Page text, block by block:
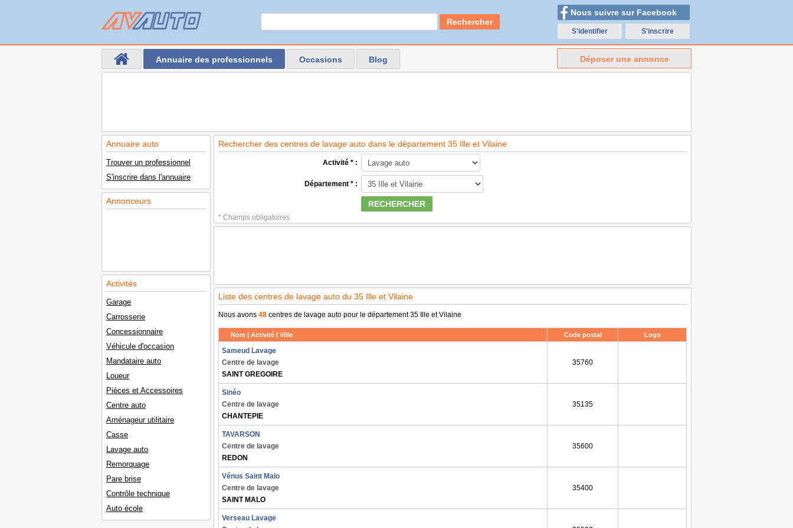
Rechercher
Nous suivre sur Facebook
S'identifier S'inscrire
Annuaire des professionnels Occasions Blog Déposer une annonce
Annuaire auto
Trouver un professionnel
S'inscrire dans l'annuaire
Annonceurs
Activités
Garage
Carrosserie
Concessionnaire
Véhicule d'occasion
Mandataire auto
Loueur
Pièces et Accessoires
Centre auto
Aménageur utilitaire
Casse
Lavage auto
Remorquage
Pare brise
Contrôle technique
Auto école
Rechercher des centres de lavage auto dans le département 35 Ille et Vilaine
Activité * :
Département * :
RECHERCHER
* Champs obligatoires
Liste des centres de lavage auto du 35 Ille et Vilaine
Nous avons 48 centres de lavage auto pour le département 35 Ille et Vilaine
Nom | Activité | Ville Code postal Logo
Sameud Lavage
Centre de lavage
SAINT GREGOIRE
35760
Sinéo
Centre de lavage
CHANTEPIE
35135
TAVARSON
Centre de lavage
REDON
35600
Vénus Saint Malo
Centre de lavage
SAINT MALO
35400
Verseau Lavage